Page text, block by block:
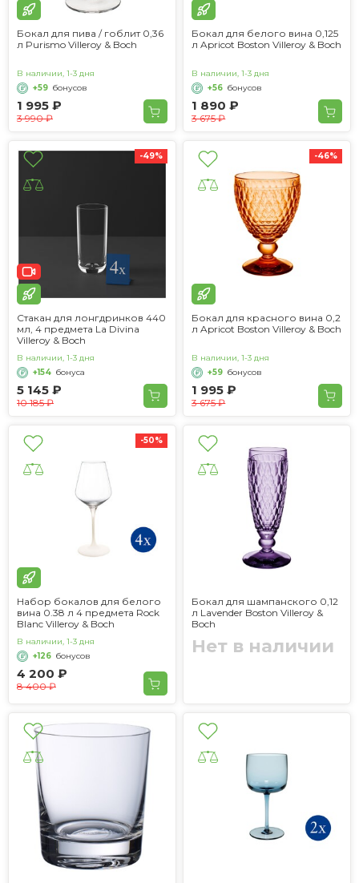
Бокал для пива / гоблит 0,36
л Purismo Villeroy & Boch
1 995 ₽
3 990 ₽
В наличии, 1-3 дня
+59 бонусов
Бокал для белого вина 0,125
л Apricot Boston Villeroy & Boch
1 890 ₽
3 675 ₽
В наличии, 1-3 дня
+56 бонусов
Стакан для лонгдринков 440
мл, 4 предмета La Divina
Villeroy & Boch
-49%
5 145 ₽
10 185 ₽
В наличии, 1-3 дня
+154 бонуса
Бокал для красного вина 0,2
л Apricot Boston Villeroy & Boch
-46%
1 995 ₽
3 675 ₽
В наличии, 1-3 дня
+59 бонусов
Набор бокалов для белого
вина 0.38 л 4 предмета Rock
Blanc Villeroy & Boch
-50%
4 200 ₽
8 400 ₽
В наличии, 1-3 дня
+126 бонусов
Бокал для шампанского 0,12
л Lavender Boston Villeroy &
Boch
Нет в наличии